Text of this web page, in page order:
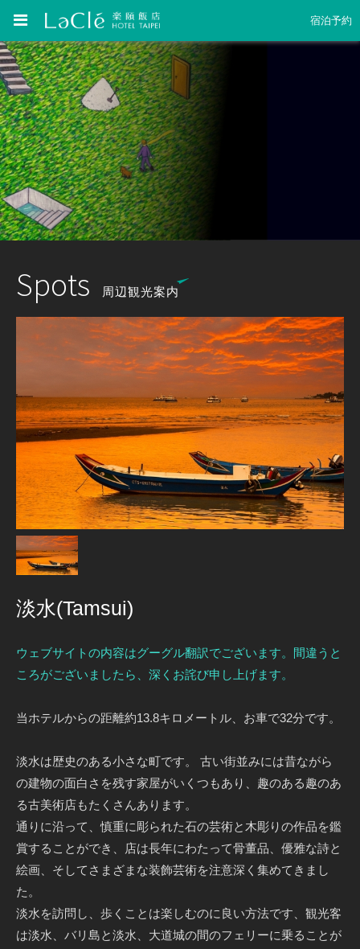
宿泊予約
Spots 周辺観光案内
淡水(Tamsui)
ウェブサイトの内容はグーグル翻訳でございます。間違うと
ころがございましたら、深くお詫び申し上げます。
当ホテルからの距離約13.8キロメートル、お車で32分です。
淡水は歴史のある小さな町です。 古い街並みには昔ながら
の建物の面白さを残す家屋がいくつもあり、趣のある趣のあ
る古美術店もたくさんあります。
通りに沿って、慎重に彫られた石の芸術と木彫りの作品を鑑
賞することができ、店は長年にわたって骨董品、優雅な詩と
絵画、そしてさまざまな装飾芸術を注意深く集めてきまし
た。
淡水を訪問し、歩くことは楽しむのに良い方法です、観光客
は淡水、バリ島と淡水、大道城の間のフェリーに乗ることが